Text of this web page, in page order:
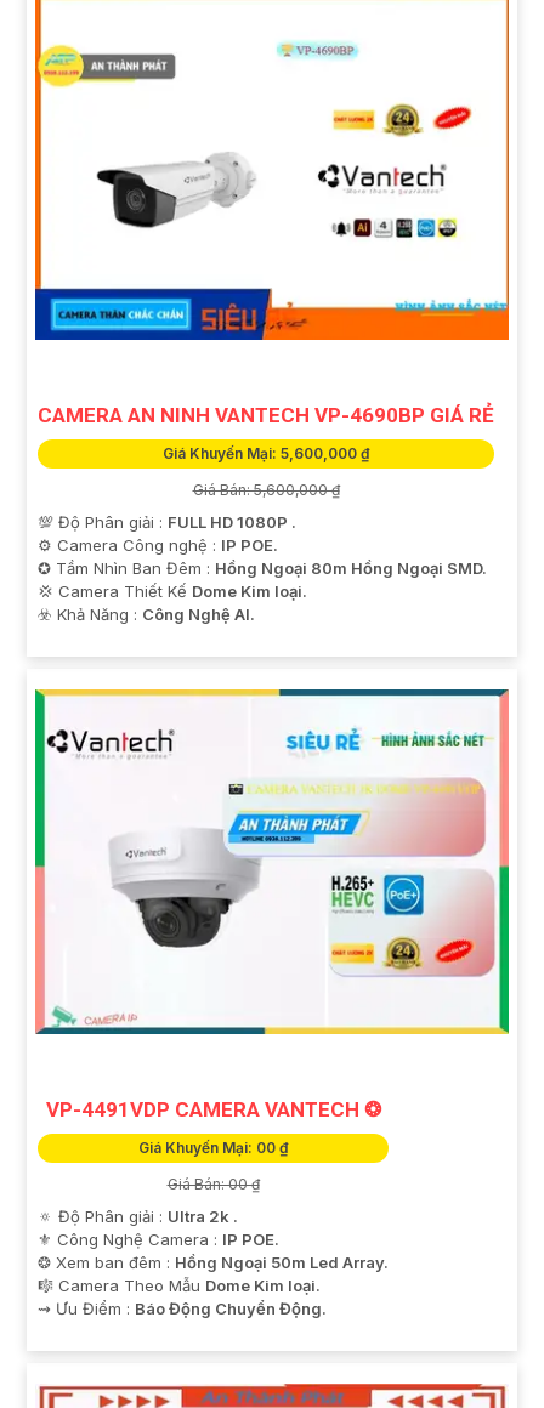
CAMERA AN NINH VANTECH VP-4690BP GIÁ RẺ
Giá Khuyến Mại: 5,600,000 ₫
Giá Bán: 5,600,000 ₫
💯 Độ Phân giải : FULL HD 1080P .
⚙ Camera Công nghệ : IP POE.
✪ Tầm Nhìn Ban Đêm : Hồng Ngoại 80m Hồng Ngoại SMD.
💢 Camera Thiết Kế Dome Kim loại.
️☣️ Khả Năng : Công Nghệ AI.
VP-4491VDP CAMERA VANTECH ❂
Giá Khuyến Mại: 00 ₫
Giá Bán: 00 ₫
🔅 Độ Phân giải : Ultra 2k .
⚜️ Công Nghệ Camera : IP POE.
❂ Xem ban đêm : Hồng Ngoại 50m Led Array.
🎼️ Camera Theo Mẫu Dome Kim loại.
️⇝ Ưu Điểm : Báo Động Chuyển Động.